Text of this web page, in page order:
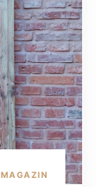
MAGAZIN